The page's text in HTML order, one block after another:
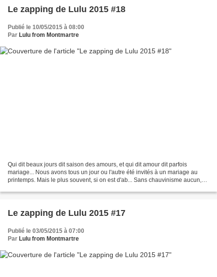
Le zapping de Lulu 2015 #18
Publié le 10/05/2015 à 08:00
Par Lulu from Montmartre
Qui dit beaux jours dit saison des amours, et qui dit amour dit parfois
mariage... Nous avons tous un jour ou l'autre été invités à un mariage au
printemps. Mais le plus souvent, si on est d'ab... Sans chauvinisme aucun,
Le zapping de Lulu 2015 #17
Publié le 03/05/2015 à 07:00
Par Lulu from Montmartre